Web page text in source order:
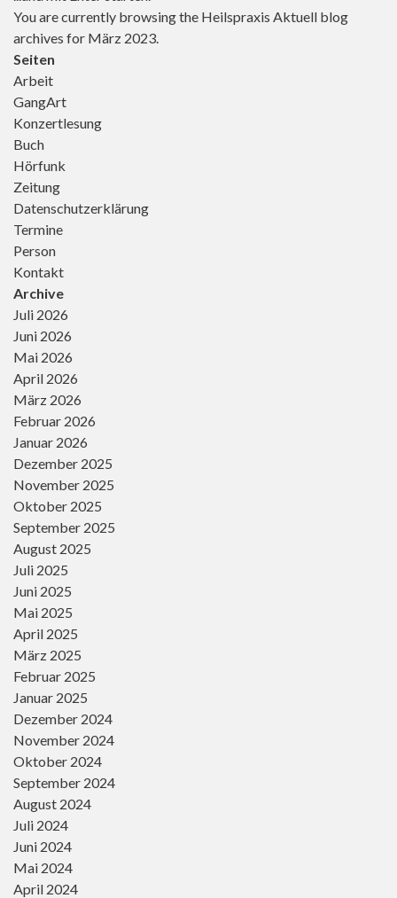
Franken verlegt. Seit
You are currently browsing the Heilspraxis Aktuell blog
archives for März 2023.
Seiten
Arbeit
GangArt
Konzertlesung
Buch
Hörfunk
Zeitung
Datenschutzerklärung
Termine
Person
Kontakt
Archive
Juli 2026
Juni 2026
Mai 2026
April 2026
März 2026
Februar 2026
Januar 2026
Dezember 2025
November 2025
Oktober 2025
September 2025
August 2025
Juli 2025
Juni 2025
Mai 2025
April 2025
März 2025
Februar 2025
Januar 2025
Dezember 2024
November 2024
Oktober 2024
September 2024
August 2024
Juli 2024
Juni 2024
Mai 2024
April 2024